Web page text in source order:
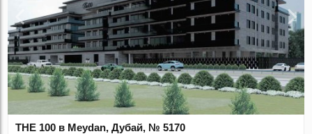
THE 100 в Meydan, Дубай, № 5170